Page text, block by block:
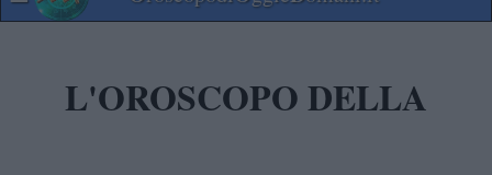
L'OROSCOPO DELLA